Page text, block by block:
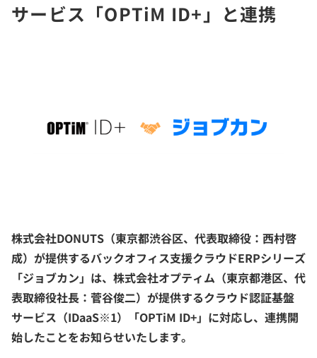
サービス「OPTiM ID+」と連携
株式会社DONUTS（東京都渋谷区、代表取締役：西村啓
成）が提供するバックオフィス支援クラウドERPシリーズ
「ジョブカン」は、株式会社オプティム（東京都港区、代
表取締役社長：菅谷俊二）が提供するクラウド認証基盤
サービス（IDaaS※1）「OPTiM ID+」に対応し、連携開
始したことをお知らせいたします。